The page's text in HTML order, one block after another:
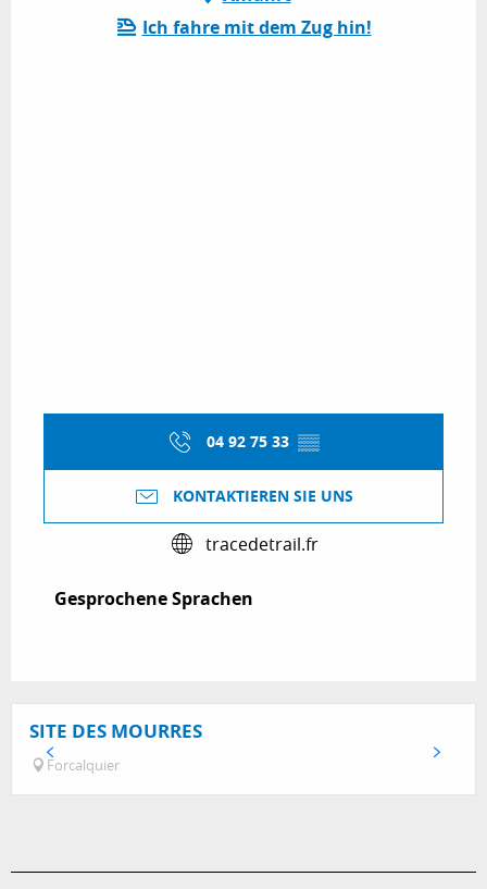
Ich fahre mit dem Zug hin!
04 92 75 33 ▒▒
KONTAKTIEREN SIE UNS
tracedetrail.fr
Gesprochene Sprachen
Gesprochene Sprachen
SITE DES MOURRES
Forcalquier